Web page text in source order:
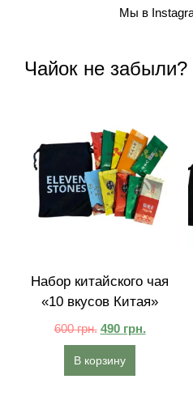
Мы в
Чайок не забыли?
Набор китайского чая
«10 вкусов Китая»
600грн. 490 грн.
В корзину